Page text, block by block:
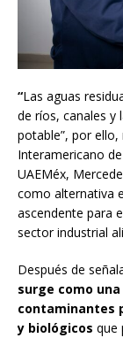
“Las aguas
de ríos, canales y
potable”, por
Interamericano
UAEMéx,
como alternativa
ascendente para
sector industrial
Después de
surge como
contaminantes
y biológicos que